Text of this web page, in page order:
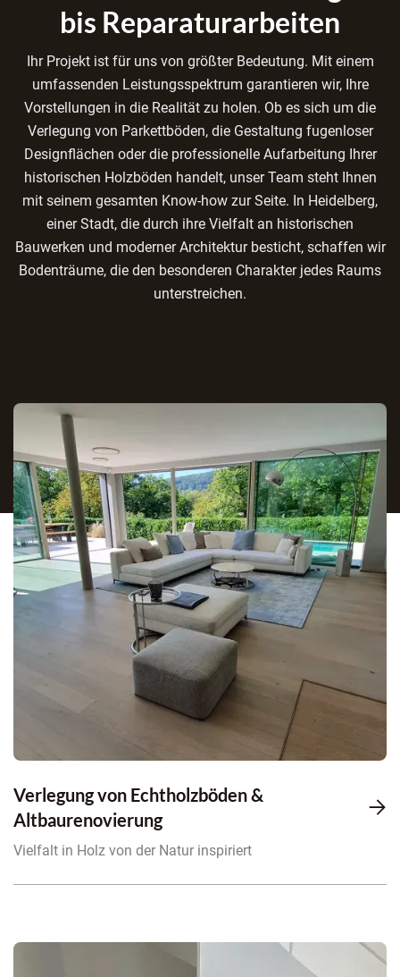
bis Reparaturarbeiten
Ihr Projekt ist für uns von größter Bedeutung. Mit einem
umfassenden Leistungsspektrum garantieren wir, Ihre
Vorstellungen in die Realität zu holen. Ob es sich um die
Verlegung von Parkettböden, die Gestaltung fugenloser
Designflächen oder die professionelle Aufarbeitung Ihrer
historischen Holzböden handelt, unser Team steht Ihnen
mit seinem gesamten Know-how zur Seite. In Heidelberg,
einer Stadt, die durch ihre Vielfalt an historischen
Bauwerken und moderner Architektur besticht, schaffen wir
Bodenträume, die den besonderen Charakter jedes Raums
unterstreichen.
Verlegung von Echtholzböden &
Altbaurenovierung

Vielfalt in Holz von der Natur inspiriert